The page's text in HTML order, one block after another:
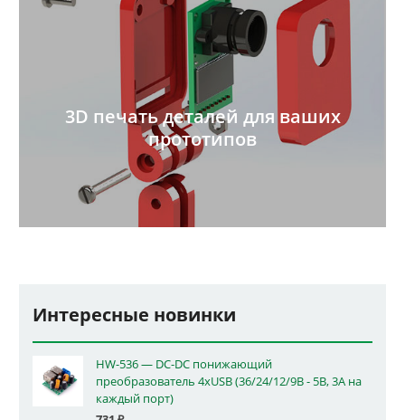
3D печать деталей для ваших
прототипов
Интересные новинки
HW-536 — DC-DC понижающий
преобразователь 4xUSB (36/24/12/9В - 5В, 3А на
каждый порт)